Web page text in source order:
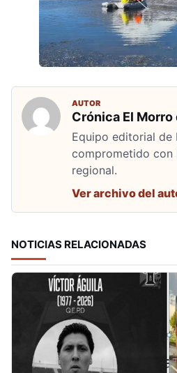
AUTOR
Crónica El Morro
Equipo editorial de
comprometido con
regional.
Ver archivo del
NOTICIAS RELACIONADAS